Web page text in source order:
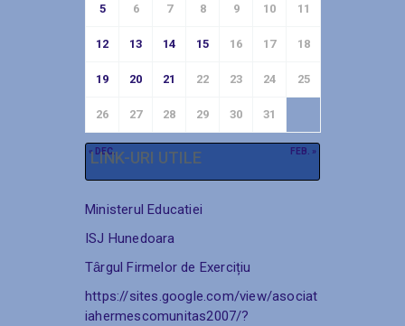
« DEC. FEB. »
5 6 7 8 9 10 11
12 13 14 15 16 17 18
19 20 21 22 23 24 25
26 27 28 29 30 31
LINK-URI UTILE
Ministerul Educatiei
ISJ Hunedoara
Tȃrgul Firmelor de Exercițiu
https://sites.google.com/view/asociat
iahermescomunitas2007/?